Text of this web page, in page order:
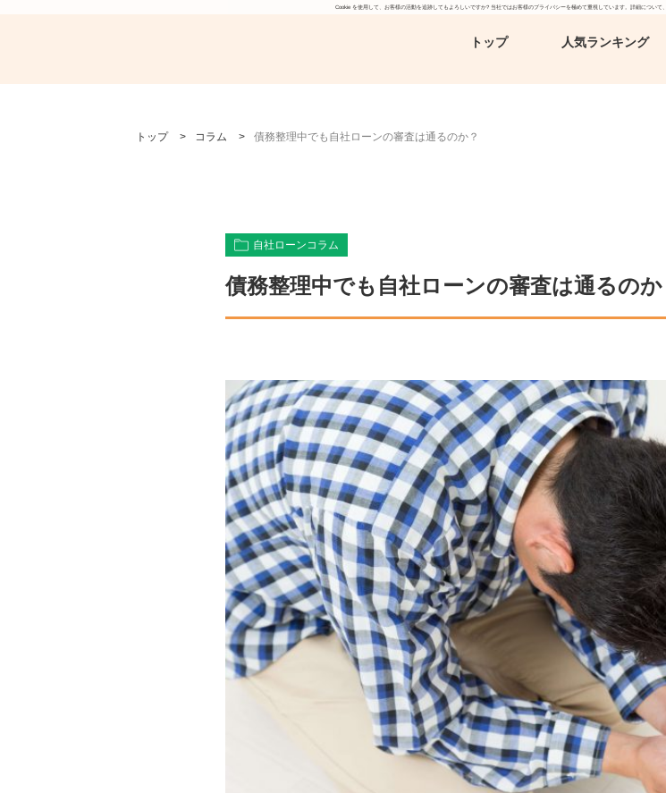
トップ 人気ランキング
トップ > コラム > 債務整理中でも自社ローンの審査は通るのか？
自社ローンコラム
債務整理中でも自社ローンの審査は通るのか
Cookie を使用して、お客様の活動を追跡してもよろしいですか? 当社ではお客様のプライバシーを極めて重視しています。詳細について